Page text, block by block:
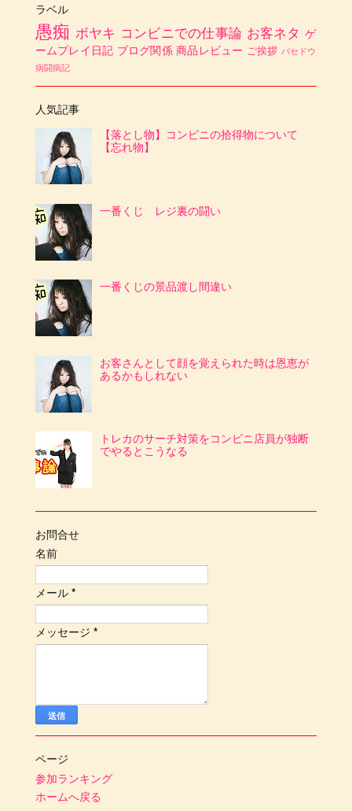
ラベル
愚痴 ボヤキ コンビニでの仕事論 お客ネタ ゲ
ームプレイ日記 ブログ関係 商品レビュー ご挨拶 バセドウ
病闘病記
人気記事
【落とし物】コンビニの拾得物について
【忘れ物】
一番くじ レジ裏の闘い
一番くじの景品渡し間違い
お客さんとして顔を覚えられた時は恩恵が
あるかもしれない
トレカのサーチ対策をコンビニ店員が独断
でやるとこうなる
お問合せ
名前
メール *
メッセージ *
ページ
参加ランキング
ホームへ戻る